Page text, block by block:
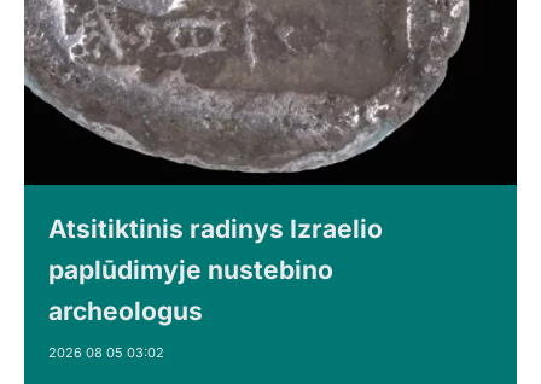
Atsitiktinis radinys Izraelio
paplūdimyje nustebino
archeologus
2026 08 05 03:02